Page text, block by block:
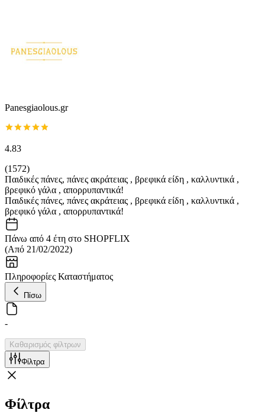
Panesgiaolous.gr
4.83
(1572)
Παιδικές πάνες, πάνες ακράτειας , βρεφικά είδη , καλλυντικά ,
βρεφικό γάλα , απορρυπαντικά!
Παιδικές πάνες, πάνες ακράτειας , βρεφικά είδη , καλλυντικά ,
βρεφικό γάλα , απορρυπαντικά!
Πάνω από 4 έτη στο SHOPFLIX
(Από 21/02/2022)
Πληροφορίες Καταστήματος
Πίσω
-
Καθαρισμός φίλτρων
Φίλτρα
Φίλτρα